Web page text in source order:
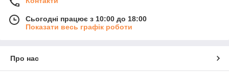
Сьогодні працює з 10:00 до 18:00
Показати весь графік роботи
Про нас